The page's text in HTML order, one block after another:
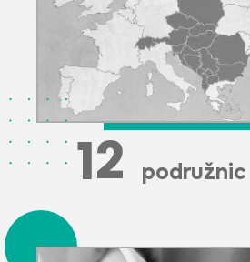
13 podružnic